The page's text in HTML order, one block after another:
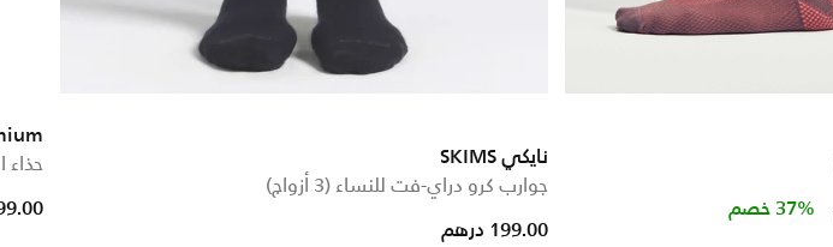
37% خصم
نايكي SKIMS
جوارب كرو دراي-فت للنساء (3 أزواج)
199.00 درهم
حذاء